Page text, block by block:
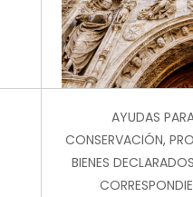
AYUDAS
CONSERVACIÓN,
BIENES